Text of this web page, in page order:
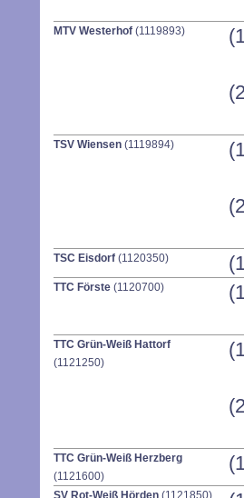
MTV Westerhof (1119893)
TSV Wiensen (1119894)
TSC Eisdorf (1120350)
TTC Förste (1120700)
TTC Grün-Weiß Hattorf
(1121250)
TTC Grün-Weiß Herzberg
(1121600)
SV Rot-Weiß Hörden (1121850)